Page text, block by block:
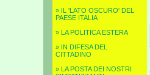
» IL 'LATO OSCURO' DEL
PAESE ITALIA
» LA POLITICA ESTERA
» IN DIFESA DEL
CITTADINO
» LA POSTA DEI NOSTRI